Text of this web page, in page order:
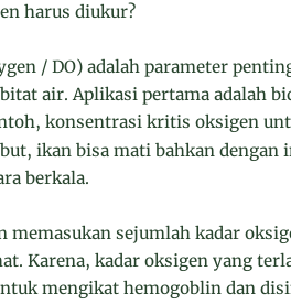
harus diukur?
/ DO) adalah parameter
air. Aplikasi pertama adalah
konsentrasi kritis oksigen
ikan bisa mati bahkan
berkala.
memasukan sejumlah kadar
Karena, kadar oksigen yang
mengikat hemogoblin dan